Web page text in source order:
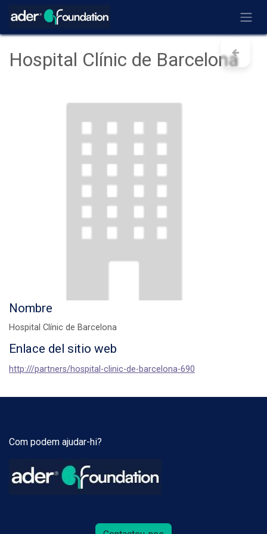
Ir al contenido
Hospital Clínic de Barcelona
Nombre
Hospital Clínic de Barcelona
Enlace del sitio web
http:///partners/hospital-clinic-de-barcelona-690
Com podem ajudar-hi?